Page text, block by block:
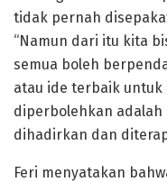
tidak pernah
“Namun dari itu kita
semua boleh
atau ide terbaik untuk
diperbolehkan
dihadirkan dan
Feri menyatakan